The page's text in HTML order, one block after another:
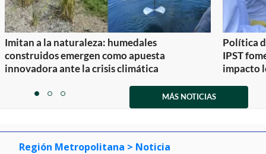
Imitan a la naturaleza: humedales
construidos emergen como apuesta
innovadora ante la crisis climática
Política
IPST
impacto
itemitemitem
MÁS NOTICIAS
Región Metropolitana > Noticia